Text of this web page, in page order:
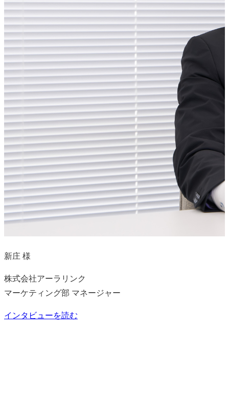
新庄 様
株式会社アーラリンク
マーケティング部 マネージャー
インタビューを読む